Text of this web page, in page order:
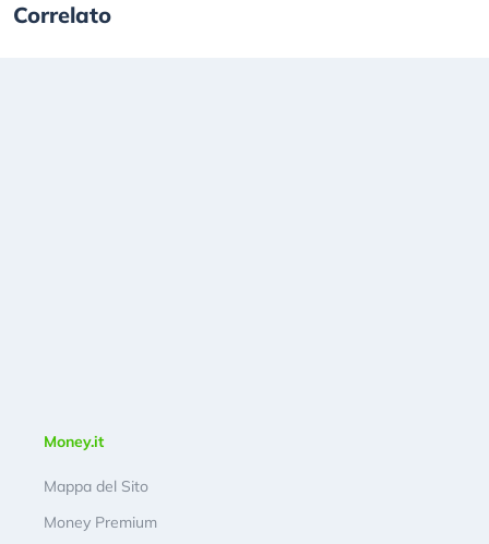
Correlato
Money.it
Mappa del Sito
Money Premium